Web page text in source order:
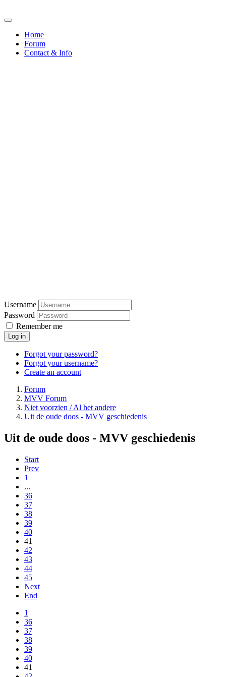
Home
Forum
Contact & Info
Username
Password
Remember me
Log in
Forgot your password?
Forgot your username?
Create an account
Forum
MVV Forum
Niet voorzien / Al het andere
Uit de oude doos - MVV geschiedenis
Uit de oude doos - MVV geschiedenis
Start
Prev
1
...
36
37
38
39
40
41
42
43
44
45
Next
End
1
36
37
38
39
40
41